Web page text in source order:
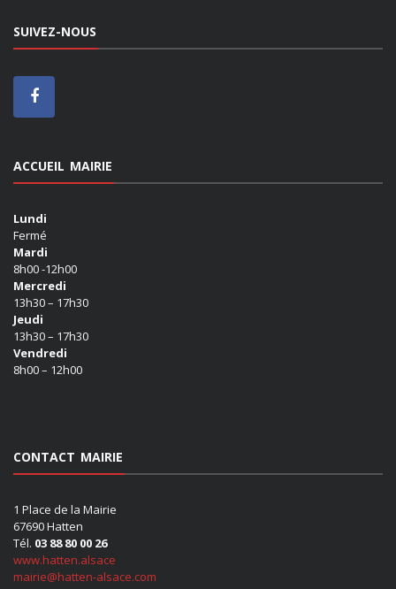
SUIVEZ-NOUS
ACCUEIL MAIRIE
Lundi
Fermé
Mardi
8h00 -12h00
Mercredi
13h30 – 17h30
Jeudi
13h30 – 17h30
Vendredi
8h00 – 12h00
CONTACT MAIRIE
1 Place de la Mairie
67690 Hatten
Tél. 03 88 80 00 26
www.hatten.alsace
mairie@hatten-alsace.com